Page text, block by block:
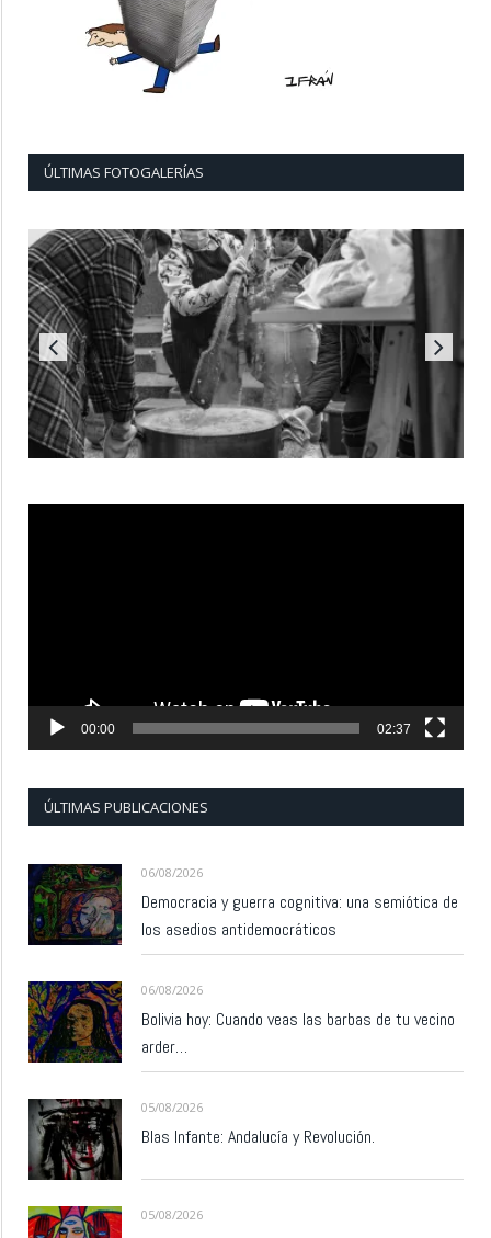
ÚLTIMAS FOTOGALERÍAS
00:00 02:37
ÚLTIMAS PUBLICACIONES
06/08/2026
Democracia y guerra cognitiva: una semiótica de
los asedios antidemocráticos
06/08/2026
Bolivia hoy: Cuando veas las barbas de tu vecino
arder…
05/08/2026
Blas Infante: Andalucía y Revolución.
05/08/2026